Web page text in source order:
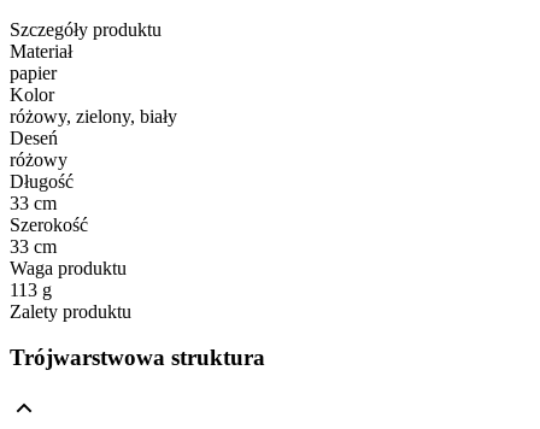
Szczegóły produktu
Materiał
papier
Kolor
różowy, zielony, biały
Deseń
różowy
Długość
33 cm
Szerokość
33 cm
Waga produktu
113 g
Zalety produktu
Trójwarstwowa struktura